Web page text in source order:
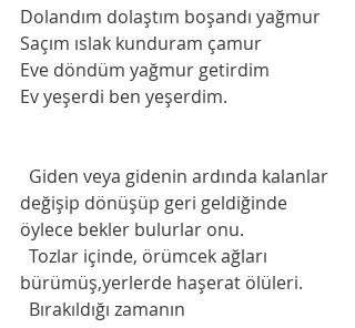
Dolandım dolaştım boşandı yağmur
Saçım ıslak kunduram çamur
Eve döndüm yağmur getirdim
Ev yeşerdi ben yeşerdim.
değişip dönüşüp geri geldiğinde
öylece bekler bulurlar onu.
bürümüş,yerlerde haşerat ölüleri.